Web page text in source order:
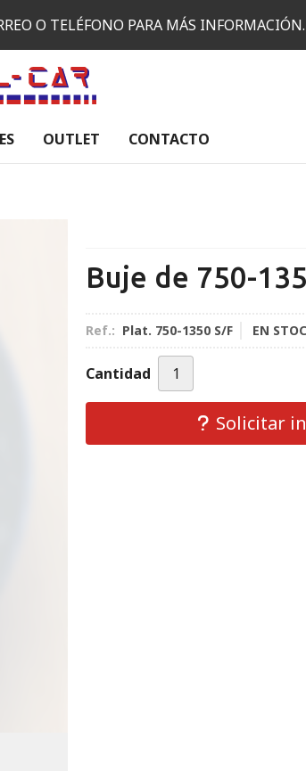
O TELÉFONO PARA MÁS INFORMACIÓN.
OUTLET CONTACTO
Buje de 750-
Ref.: Plat. 750-1350 S/F EN
Cantidad
Solicitar